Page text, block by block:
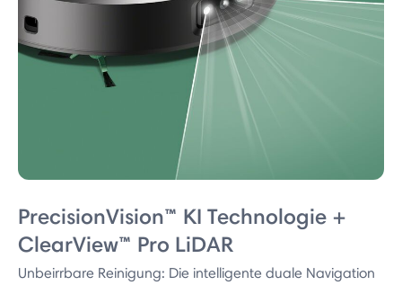
PrecisionVision™ KI Technologie +
ClearView™ Pro LiDAR
Unbeirrbare Reinigung: Die intelligente duale Navigation